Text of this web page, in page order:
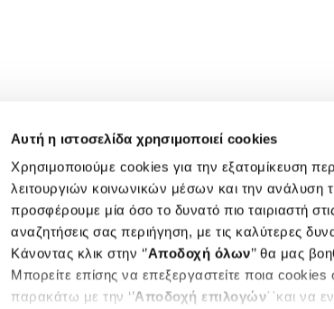
Αυτή η ιστοσελίδα χρησιμοποιεί cookies
Χρησιμοποιούμε cookies για την εξατομίκευση
λειτουργιών κοινωνικών μέσων και την ανάλυση
προσφέρουμε μία όσο το δυνατό πιο ταιριαστή
αναζητήσεις σας περιήγηση, με τις καλύτερες
Κάνοντας κλικ στην ‘’Αποδοχή όλων’’ θα μας
Μπορείτε επίσης να επεξεργαστείτε ποια
παρακάτω με την ‘’Αποδοχή επιλογών΄΄και να